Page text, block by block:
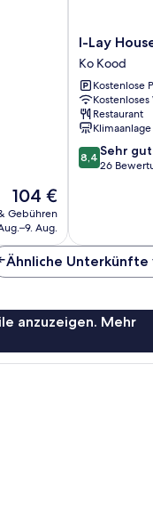
Der
Preis
beträgt
104 €
Gebühren
Aug.
I-
Lay
House
Koh
Kood
Ko
Kood
I-Lay
Ko Kood
Kostenlose
Kostenloses
Restaurant
Klimaanlage
8.4
von
8,4 Sehr gut
26
Ähnliche Unterkünfte
anzuzeigen. Mehr